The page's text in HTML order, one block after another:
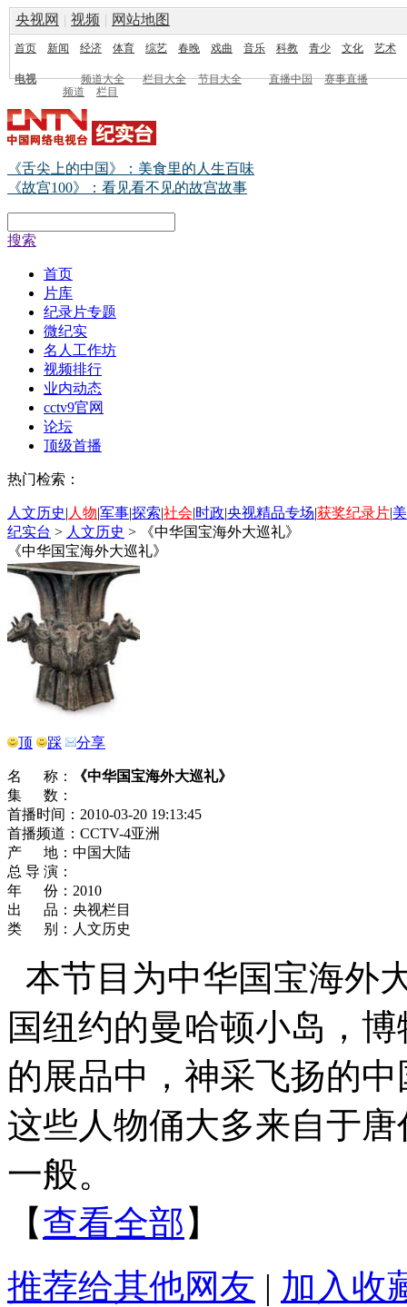
央视网 | 视频 | 网站地图
首页 新闻 经济 体育 综艺 春晚 戏曲 音乐 科教 青少 文化 艺术
电视 频道大全 栏目大全 节目大全 直播中国
赛事直播
频道
栏目
《舌尖上的中国》：美食里的人生百味
《故宫100》：看见看不见的故宫故事
搜索
首页
片库
纪录片专题
微纪实
名人工作坊
视频排行
业内动态
cctv9官网
论坛
顶级首播
热门检索：
人文历史| 人物|军事|探索|社会|时政|央视精品专场|获奖纪录片|
纪实台 > 人文历史 >
《中华国宝海外大巡礼》
《中华国宝海外大巡礼》
顶 踩 分享
名 称：
《中华国宝海外大巡礼》
集 数：
首播时间：2010-03-20 19:13:45
首播频道：CCTV-4亚洲
产 地：中国大陆
总 导 演：
年 份：2010
出 品：央视栏目
类 别：人文历史
本节目为中华国宝海外
国纽约的曼哈顿小岛，
的展品中，神采飞扬的
这些人物俑大多来自于
一般。
【查看全部 】
推荐给其他网友 | 加入收